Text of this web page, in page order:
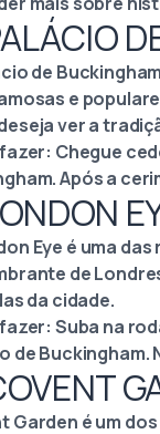
de
e
ver a
Chegue
Após a
Eye é uma
de
da cidade.
Suba na
de
Garden é um